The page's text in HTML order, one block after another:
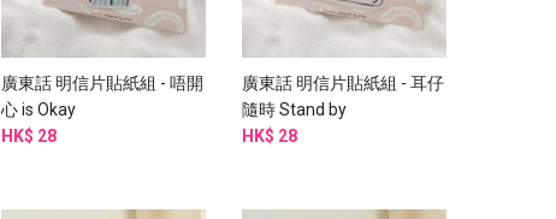
廣東話 明信片貼紙組 - 唔開
心 is Okay
HK$ 28
廣東話 明信片貼紙組 - 耳仔
隨時 Stand by
HK$ 28